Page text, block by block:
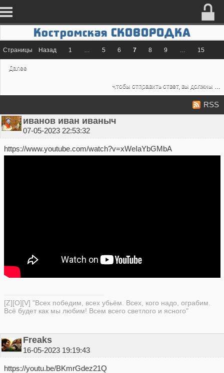
Костромская СКОВОРОДКА
Страницы Назад 1 … 5 6 7 8 9 … 15
Далее
RSS
иванов иван иваныч
07-05-2023 22:53:32
https://www.youtube.com/watch?v=xWeIaYbGMbA
[Z][O][V] "Всех победим, всех убьём. Всех, кого надо, ограбим.
Всё будет как мы любим! Всем всего светлого и ясного"
Freaks
16-05-2023 19:19:43
https://youtu.be/BKmrGdez21Q